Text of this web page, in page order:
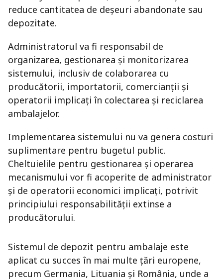
reduce cantitatea de deșeuri abandonate sau
depozitate.
Administratorul va fi responsabil de
organizarea, gestionarea și monitorizarea
sistemului, inclusiv de colaborarea cu
producătorii, importatorii, comercianții și
operatorii implicați în colectarea și reciclarea
ambalajelor.
Implementarea sistemului nu va genera costuri
suplimentare pentru bugetul public.
Cheltuielile pentru gestionarea și operarea
mecanismului vor fi acoperite de administrator
și de operatorii economici implicați, potrivit
principiului responsabilității extinse a
producătorului.
Sistemul de depozit pentru ambalaje este
aplicat cu succes în mai multe țări europene,
precum Germania, Lituania și România, unde a